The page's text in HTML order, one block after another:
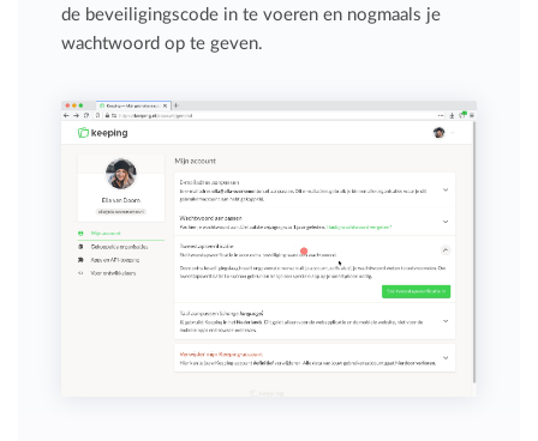
de beveiligingscode in te voeren en nogmaals je
wachtwoord op te geven.